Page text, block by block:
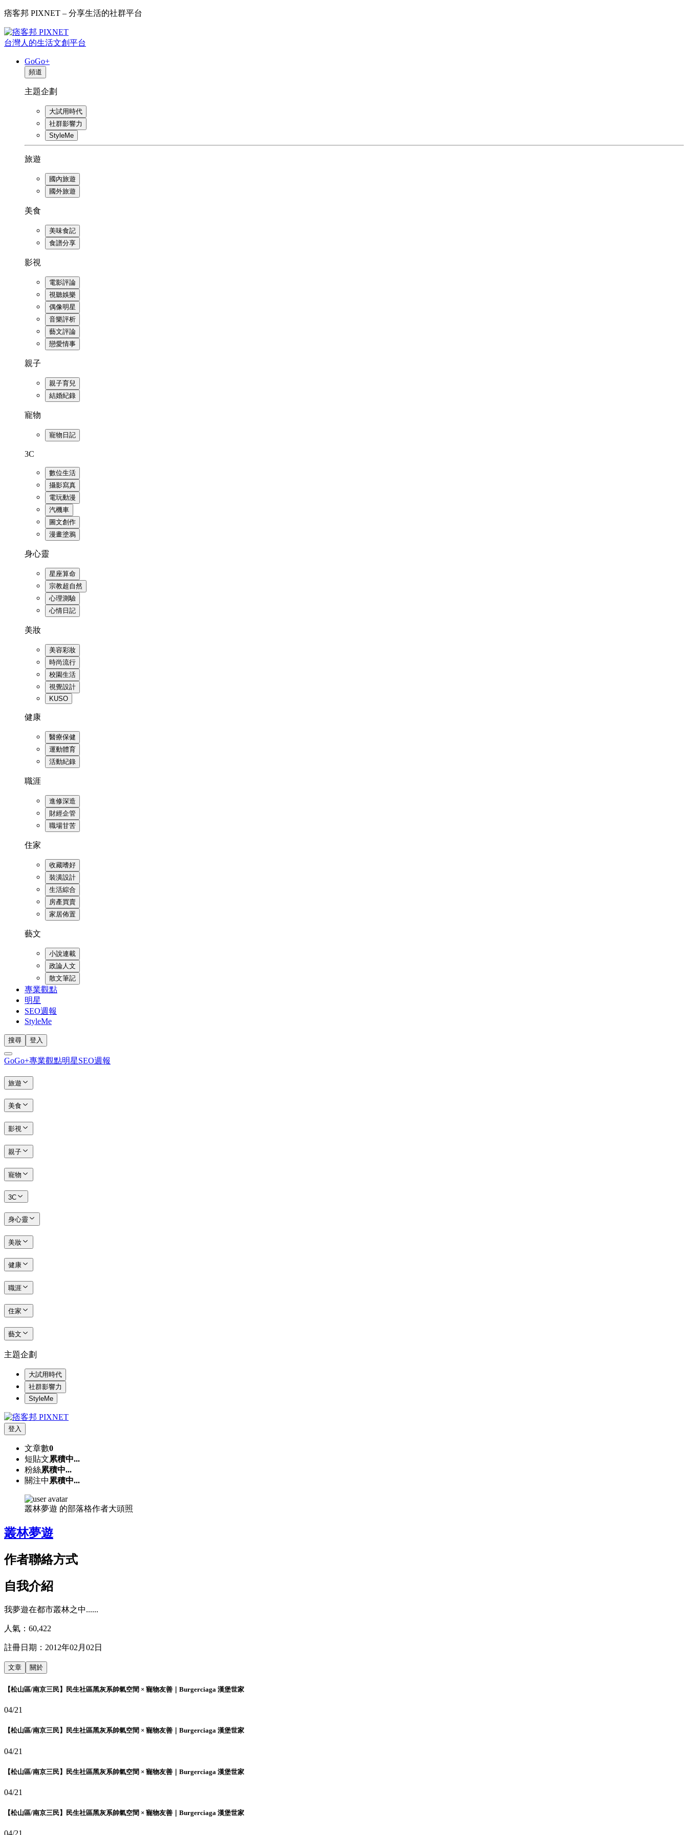
痞客邦 PIXNET – 分享生活的社群平台
台灣人的生活文創平台
GoGo+
頻道
主題企劃
大試用時代
社群影響力
StyleMe
旅遊
國內旅遊
國外旅遊
美食
美味食記
食譜分享
影視
電影評論
視聽娛樂
偶像明星
音樂評析
藝文評論
戀愛情事
親子
親子育兒
結婚紀錄
寵物
寵物日記
3C
數位生活
攝影寫真
電玩動漫
汽機車
圖文創作
漫畫塗鴉
身心靈
星座算命
宗教超自然
心理測驗
心情日記
美妝
美容彩妝
時尚流行
校園生活
視覺設計
KUSO
健康
醫療保健
運動體育
活動紀錄
職涯
進修深造
財經企管
職場甘苦
住家
收藏嗜好
裝潢設計
生活綜合
房產買賣
家居佈置
藝文
小說連載
政論人文
散文筆記
專業觀點
明星
SEO週報
StyleMe
搜尋 登入
GoGo+專業觀點明星SEO週報
旅遊
美食
影視
親子
寵物
3C
身心靈
美妝
健康
職涯
住家
藝文
主題企劃
大試用時代
社群影響力
StyleMe
登入
文章數0
短貼文累積中...
粉絲累積中...
關注中 累積中...
叢林夢遊 的部落格作者大頭照
叢林夢遊
作者聯絡方式
自我介紹
我夢遊在都市叢林之中......
人氣： 60,422
註冊日期： 2012年02月02日
文章 關於
【松山區/南京三民】民生社區黑灰系帥氣空間 × 寵物友善｜Burgerciaga 漢堡世家
04/21
【松山區/南京三民】民生社區黑灰系帥氣空間 × 寵物友善｜Burgerciaga 漢堡世家
04/21
【松山區/南京三民】民生社區黑灰系帥氣空間 × 寵物友善｜Burgerciaga 漢堡世家
04/21
【松山區/南京三民】民生社區黑灰系帥氣空間 × 寵物友善｜Burgerciaga 漢堡世家